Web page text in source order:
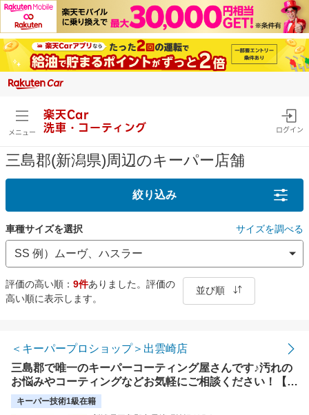
メニュー
楽天Car
洗車・コーティング
ログイン
三島郡(新潟県)周辺のキーパー店舗
絞り込み
車種サイズを選択 サイズを調べる
評価の高い順： 9件ありました。評価の
高い順に表示します。
並び順
評価の高い順
＜キーパープロショップ＞出雲崎店
三島郡で唯一のキーパーコーティング屋さんです♪汚れの
お悩みやコーティングなどお気軽にご相談ください！【使
えます】現金、クレジットカード、楽天Edy、
QUICPay、iD
キーパー技術1級在籍